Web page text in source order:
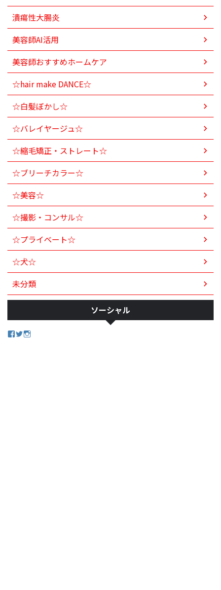
潰瘍性大腸炎
美容師AI活用
美容師おすすめホームケア
☆hair make DANCE☆
☆白髪ぼかし☆
☆バレイヤージュ☆
☆縮毛矯正・ストレート☆
☆ブリーチカラー☆
☆美容☆
☆撮影・コンサル☆
☆プライベート☆
☆犬☆
未分類
ソーシャル